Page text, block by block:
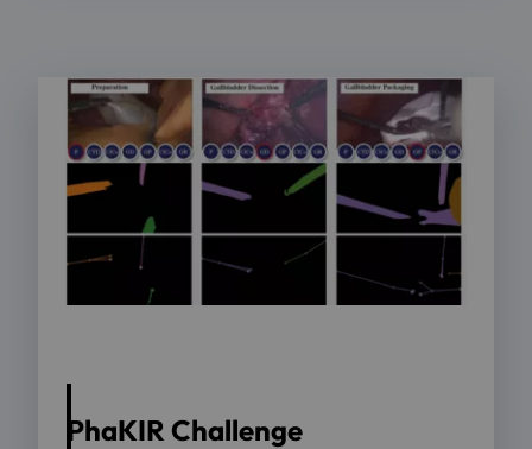
PhaKIR Challenge